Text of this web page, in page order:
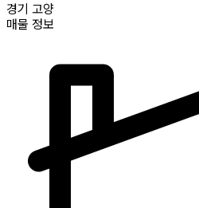
경기 고양
매물 정보